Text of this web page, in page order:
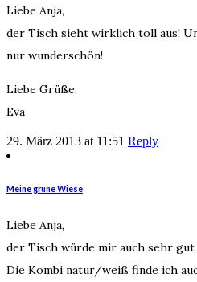
Liebe Anja,
der Tisch sieht wirklich toll aus!
nur wunderschön!
Liebe Grüße,
Eva
29. März 2013 at 11:51 Reply
Meine grüne Wiese
Liebe Anja,
der Tisch würde mir auch sehr gut
Die Kombi natur/weiß finde ich